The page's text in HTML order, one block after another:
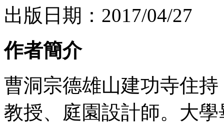
出版日期：2017/04/27
作者簡介
曹洞宗德雄山建功寺住
教授、庭園設計師。大